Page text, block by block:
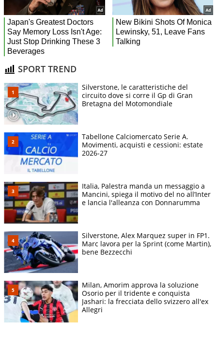
SPORT TREND
Silverstone, le caratteristiche del
circuito dove si corre il Gp di Gran
Bretagna del Motomondiale
Tabellone Calciomercato Serie A.
Movimenti, acquisti e cessioni: estate
2026-27
Italia, Palestra manda un messaggio a
Mancini, spiega il motivo del no all’Inter
e lancia l'alleanza con Donnarumma
Silverstone, Alex Marquez super in FP1.
Marc lavora per la Sprint (come Martin),
bene Bezzecchi
Milan, Amorim approva la soluzione
Osorio per il tridente e conquista
Jashari: la frecciata dello svizzero all'ex
Allegri